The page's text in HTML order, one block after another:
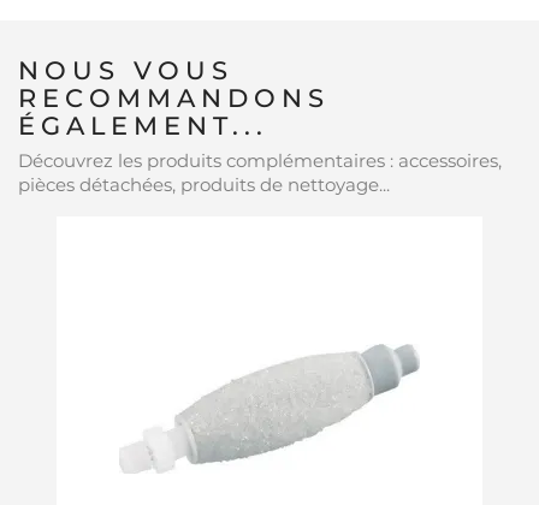
NOUS VOUS
RECOMMANDONS
ÉGALEMENT...
Découvrez les produits complémentaires : accessoires,
pièces détachées, produits de nettoyage...